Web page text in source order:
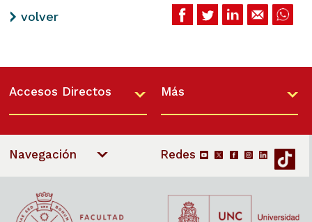
volver
Accesos Directos Más
Navegación